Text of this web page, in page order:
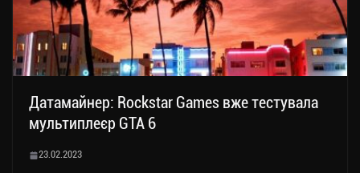
Датамайнер: Rockstar Games вже тестувала
мультиплеєр GTA 6
23.02.2023